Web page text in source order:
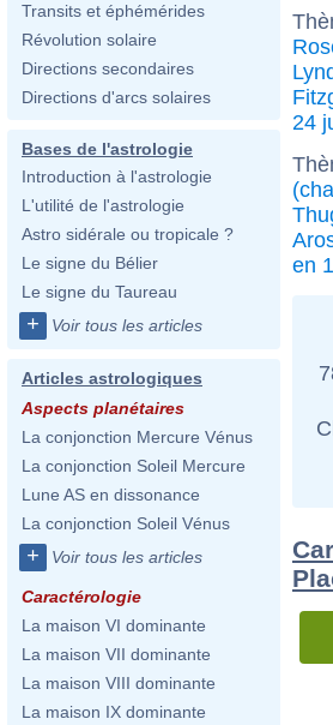
Transits et éphémérides
Révolution solaire
Directions secondaires
Directions d'arcs solaires
Bases de l'astrologie
Introduction à l'astrologie
L'utilité de l'astrologie
Astro sidérale ou tropicale ?
Le signe du Bélier
Le signe du Taureau
+ Voir tous les articles
Articles astrologiques
Aspects planétaires
La conjonction Mercure Vénus
La conjonction Soleil Mercure
Lune AS en dissonance
La conjonction Soleil Vénus
+ Voir tous les articles
Caractérologie
La maison VI dominante
La maison VII dominante
La maison VIII dominante
La maison IX dominante
24
en